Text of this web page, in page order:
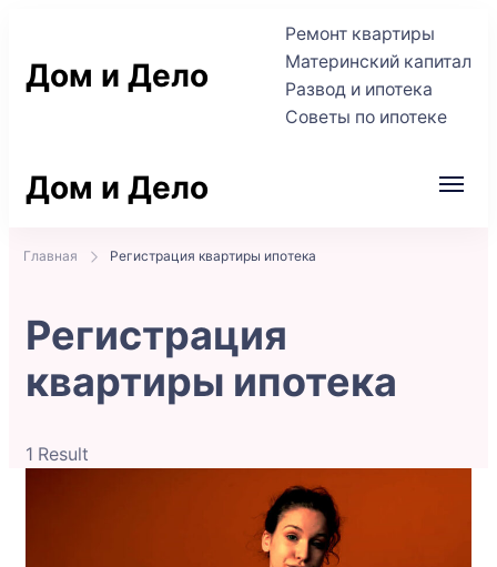
Дом и Дело
Практичные советы по жилью и сделкам
Ремонт квартиры
Материнский капитал
Развод и ипотека
Советы по ипотеке
Дом и Дело
Главная Регистрация квартиры ипотека
Регистрация
квартиры ипотека
1 Result